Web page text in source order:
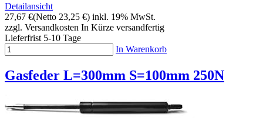
Detailansicht
27,67 €(Netto 23,25 €) inkl. 19% MwSt.
zzgl. Versandkosten In Kürze versandfertig
Lieferfrist 5-10 Tage
In Warenkorb
Gasfeder L=300mm S=100mm 250N